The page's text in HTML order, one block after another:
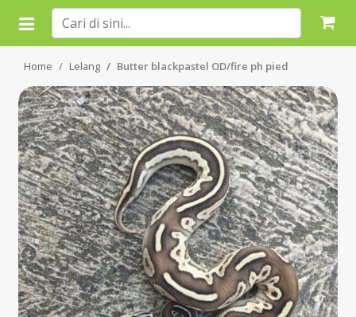
Home Lelang Butter blackpastel OD/fire ph pied